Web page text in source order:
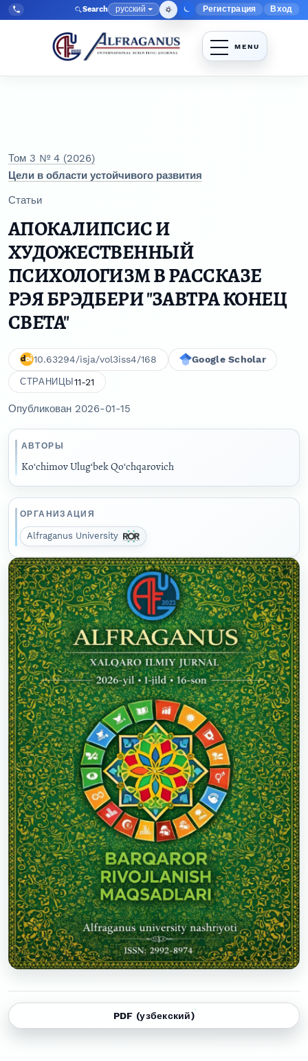
Перейти к главному меню навигации
Перейти к основному контенту
Перейти к нижнему колонтитулу сайта
Tel:
+998903350930 Search Язык
русский Меню
Регистрация Вход
Том 3 № 4 (2026)
Цели в области устойчивого развития
Статьи
АПОКАЛИПСИС И
ХУДОЖЕСТВЕННЫЙ
ПСИХОЛОГИЗМ В РАССКАЗЕ
РЭЯ БРЭДБЕРИ "ЗАВТРА КОНЕЦ
СВЕТА"
10.63294/isja/vol3iss4/168 Google Scholar
СТРАНИЦЫ11-21
Опубликован 2026-01-15
АВТОРЫ
Koʻchimov Ulugʻbek Qoʻchqarovich
ОРГАНИЗАЦИЯ
Alfraganus University
PDF (узбекский)